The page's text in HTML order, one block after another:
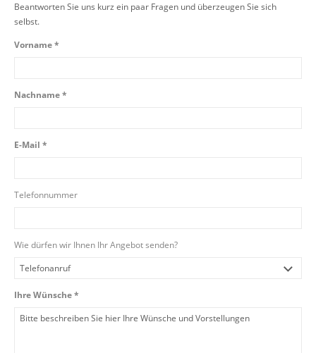
Beantworten Sie uns kurz ein paar Fragen und überzeugen Sie sich
selbst.
Vorname *
Nachname *
E-Mail *
Telefonnummer
Wie dürfen wir Ihnen Ihr Angebot senden?
Ihre Wünsche *